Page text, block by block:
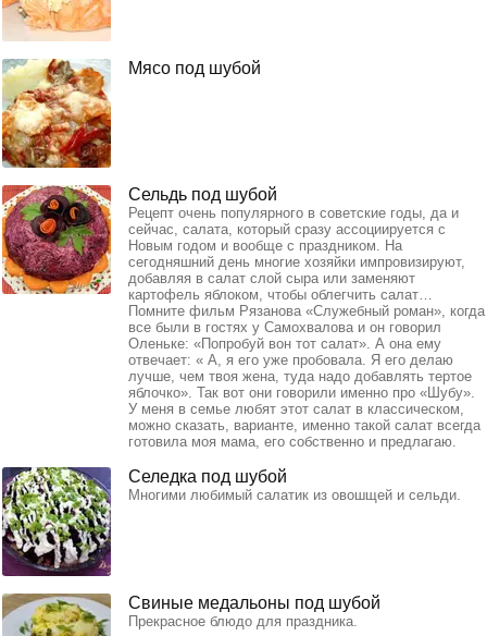
Мясо под шубой
Сельдь под шубой
Рецепт очень популярного в советские годы, да и
сейчас, салата, который сразу ассоциируется с
Новым годом и вообще с праздником. На
сегодняшний день многие хозяйки импровизируют,
добавляя в салат слой сыра или заменяют
картофель яблоком, чтобы облегчить салат…
Помните фильм Рязанова «Служебный роман», когда
все были в гостях у Самохвалова и он говорил
Оленьке: «Попробуй вон тот салат». А она ему
отвечает: « А, я его уже пробовала. Я его делаю
лучше, чем твоя жена, туда надо добавлять тертое
яблочко». Так вот они говорили именно про «Шубу».
У меня в семье любят этот салат в классическом,
можно сказать, варианте, именно такой салат всегда
готовила моя мама, его собственно и предлагаю.
Селедка под шубой
Многими любимый салатик из овошщей и сельди.
Свиные медальоны под шубой
Прекрасное блюдо для праздника.